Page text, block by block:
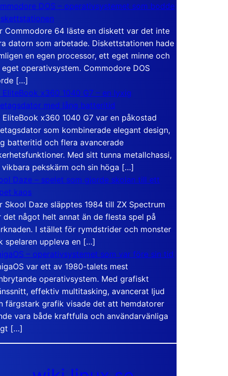
DOS – operativsystemet som bodde
Commodore 64 läste en diskett var det inte
datorn som arbetade. Diskettstationen hade
en egen processor, ett eget minne och
operativsystem. Commodore DOS
[…]
EliteBook x360 1040 G7 – en lyxig
med lång batteritid
EliteBook x360 1040 G7 var en påkostad
som kombinerade elegant design,
batteritid och flera avancerade
Med sitt tunna metallchassi,
vikbara pekskärm och sin höga […]
Daze – spelet som gjorde skolan till ett
kaos
Skool Daze släpptes 1984 till ZX Spectrum
det något helt annat än de flesta spel på
I stället för rymdstrider och monster
spelaren uppleva en […]
– operativsystemet som var före sin tid
var ett av 1980-talets mest
operativsystem. Med grafiskt
effektiv multitasking, avancerat ljud
färgstark grafik visade det att hemdatorer
vara både kraftfulla och användarvänliga
[…]